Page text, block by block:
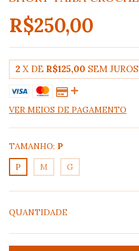
R$250,00
2 X DE R$125,00 SEM JUROS
VER MEIOS DE PAGAMENTO
TAMANHO: P
P
M G
QUANTIDADE